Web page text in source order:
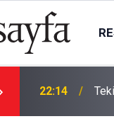
22:14